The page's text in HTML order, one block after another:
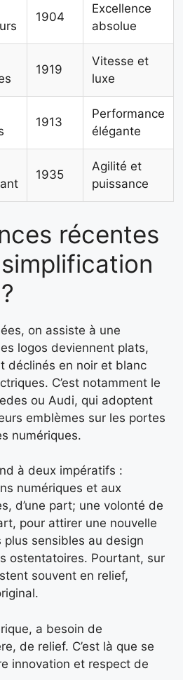
1904
Excellence
absolue
1919
Vitesse et
luxe
1913
Performance
élégante
1935
Agilité et
puissance
récentes
on assiste à une
logos deviennent plats,
déclinés en noir et blanc
C’est notamment le
ou Audi, qui adoptent
emblèmes sur les portes
numériques.
à deux impératifs :
numériques et aux
d’une part; une volonté de
pour attirer une nouvelle
sensibles au design
ostentatoires. Pourtant, sur
souvent en relief,
a besoin de
de relief. C’est là que se
innovation et respect de